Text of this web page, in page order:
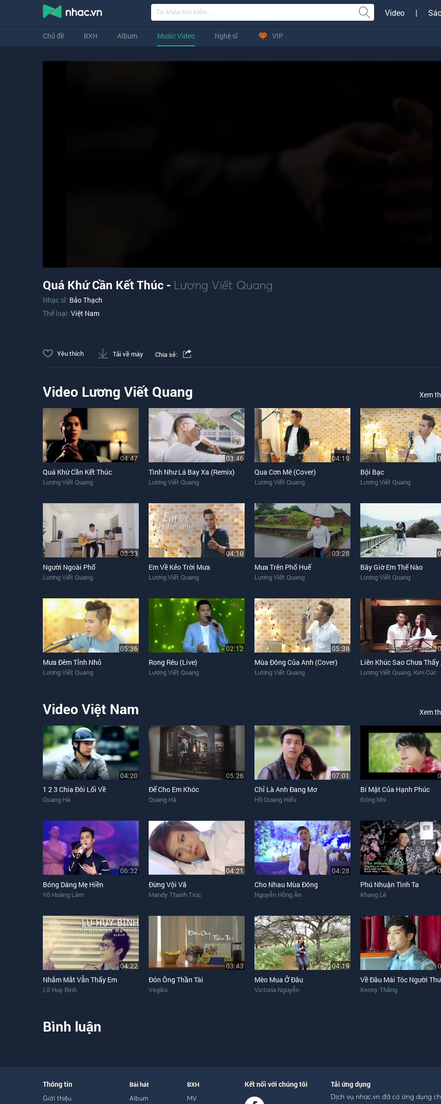
Video |
Chủ đề BXH Album Music Video Nghệ sĩ VIP
Quá Khứ Cần Kết Thúc - Lương Viết Quang
Nhạc sĩ: Bảo Thạch
Thể loại: Việt Nam
Yêu thích Tải về máy Chia sẻ:
Video Lương Viết Quang Xem
04:47
Quá Khứ Cần Kết Thúc
Lương Viết Quang
03:46
Tình Như Lá Bay Xa (Remix)
Lương Viết Quang
04:19
Qua Cơn Mê (Cover)
Lương Viết Quang
Bội Bạc
Lương Viết Quang
03:33
Người Ngoài Phố
Lương Viết Quang
04:10
Em Về Kẻo Trời Mưa
Lương Viết Quang
03:28
Mưa Trên Phố Huế
Lương Viết Quang
Bây Giờ Em Thế Nào
Lương Viết Quang
05:36
Mưa Đêm Tỉnh Nhỏ
Lương Viết Quang
02:12
Rong Rêu (Live)
Lương Viết Quang
05:38
Mùa Đông Của Anh (Cover)
Lương Viết Quang Lương Viết Quang, Kim Cúc
Video Việt Nam Xem
04:20
1 2 3 Chia Đôi Lối Về
Quang Hà
05:26
Để Cho Em Khóc
Quang Hà
07:01
Chỉ Là Anh Đang Mơ
Hồ Quang Hiếu
Bí Mật Của Hạnh Phúc
Đông Nhi
06:32
Bóng Dáng Mẹ Hiền
Võ Hoàng Lâm
04:21
Đừng Vội Vã
Mandy Thanh Trúc
04:28
Cho Nhau Mùa Đông
Nguyễn Hồng Ân
Phú Nhuận Tình Ta
Khang Lê
04:22
Nhắm Mắt Vẫn Thấy Em
Lữ Huy Bình
03:43
Đón Ông Thần Tài
Vegiks
04:19
Mèo Mua Ở Đâu
Victoria Nguyễn
Về Đâu Mái Tóc Người
Kenny Thắng
Bình luận
Thông tin
Giới thiệu
Bài hát
Album
BXH
MV
Kết nối với chúng tôi Tải ứng dụng
Dịch vụ nhac.vn đã có ứng dụng